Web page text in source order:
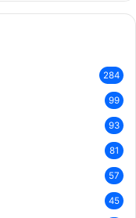
284
99
93
81
57
45